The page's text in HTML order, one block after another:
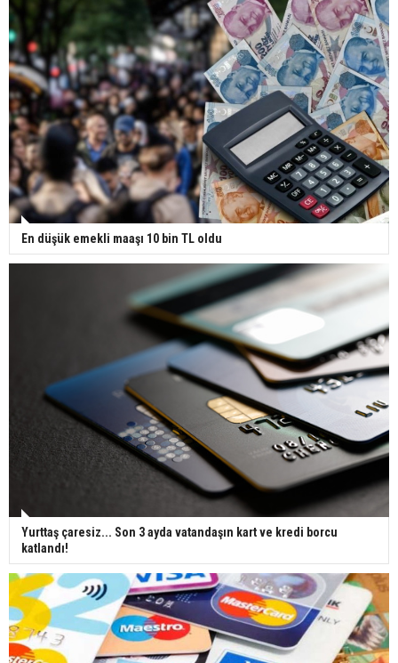
En düşük emekli maaşı 10 bin TL oldu
Yurttaş çaresiz... Son 3 ayda vatandaşın kart ve kredi borcu
katlandı!